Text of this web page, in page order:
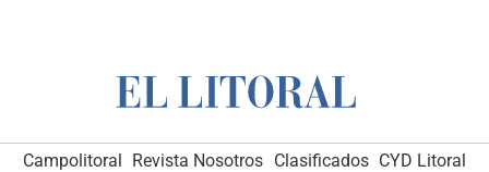
Campolitoral Revista Nosotros Clasificados CYD Litoral